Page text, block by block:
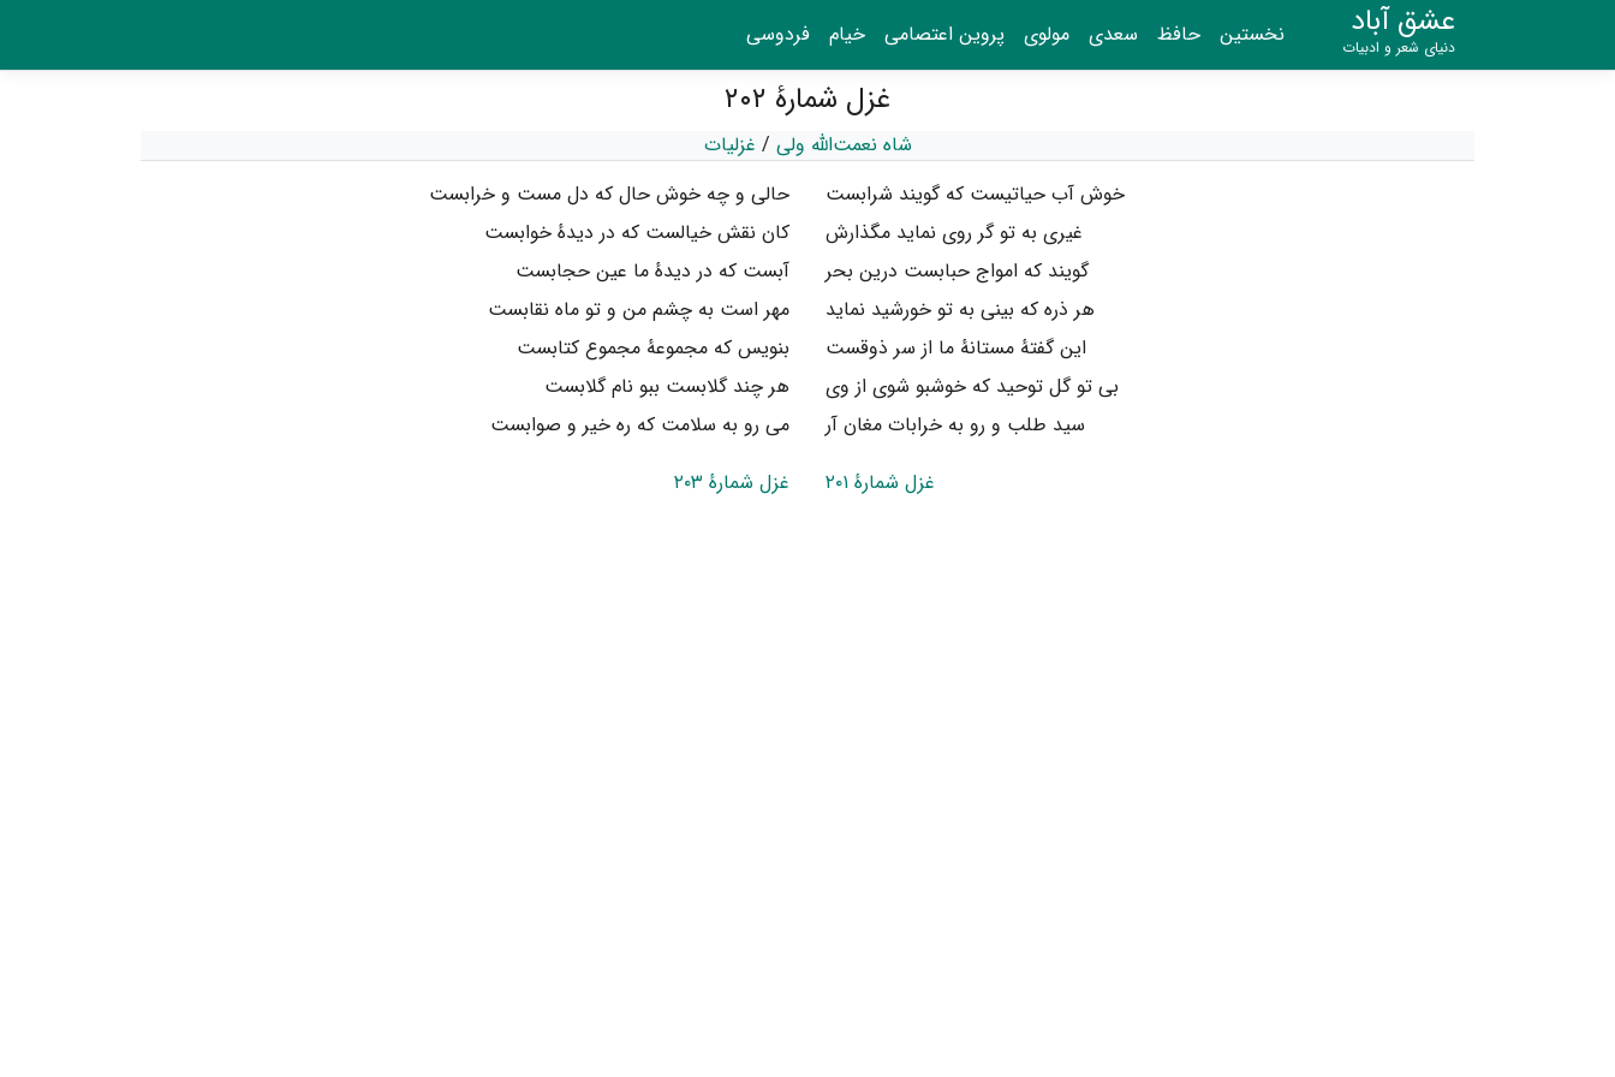
عشق آباد
دنیای شعر و ادبیات نخستین حافظ سعدی مولوی پروین اعتصامی خیام فردوسی
غزل شمارهٔ ۲۰۲
شاه نعمت‌الله ولی / غزلیات
خوش آب حیاتیست که گویند شرابست
حالی و چه خوش حال که دل مست و خرابست
غیری به تو گر روی نماید مگذارش
کان نقش خیالست که در دیدهٔ خوابست
گویند که امواج حبابست درین بحر
آبست که در دیدهٔ ما عین حجابست
هر ذره که بینی به تو خورشید نماید
مهر است به چشم من و تو ماه نقابست
این گفتهٔ مستانهٔ ما از سر ذوقست
بنویس که مجموعهٔ مجموع کتابست
بی تو گل توحید که خوشبو شوی از وی
هر چند گلابست ببو نام گلابست
سید طلب و رو به خرابات مغان آر
می رو به سلامت که ره خیر و صوابست
غزل شمارهٔ ۲۰۱
غزل شمارهٔ ۲۰۳